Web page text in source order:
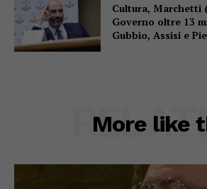
Cultura, Marchetti
Governo oltre 13
Gubbio, Assisi e
More like